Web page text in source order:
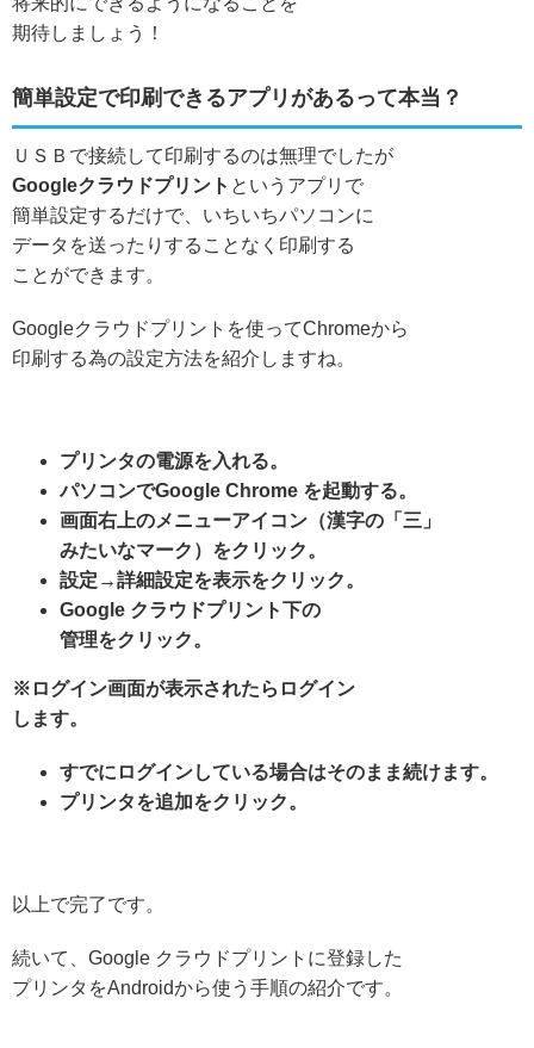
期待しましょう！
簡単設定で印刷できるアプリがあるって本当？
ＵＳＢで接続して印刷するのは無理でしたが
Googleクラウドプリント というアプリで
簡単設定するだけで、いちいちパソコンに
データを送ったりすることなく印刷する
ことができます。
Googleクラウドプリントを使ってChromeから
印刷する為の設定方法を紹介しますね。
プリンタの電源を入れる。
パソコンでGoogle Chrome を起動する。
画面右上のメニューアイコン（漢字の「三」
みたいなマーク）をクリック。
設定→詳細設定を表示をクリック。
Google クラウドプリント下の
管理をクリック。
※ログイン画面が表示されたらログイン
します。
すでにログインしている場合はそのまま続けます。
プリンタを追加をクリック。
以上で完了です。
続いて、Google クラウドプリントに登録した
プリンタをAndroidから使う手順の紹介です。